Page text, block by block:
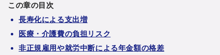
この章の目次
長寿化による支出増
医療・介護費の負担リスク
非正規雇用や就労中断による年金額の格差